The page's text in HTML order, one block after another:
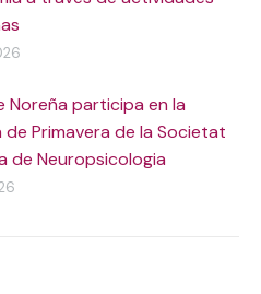
Noreña participa en la
Primavera de la Societat
de Neuropsicologia